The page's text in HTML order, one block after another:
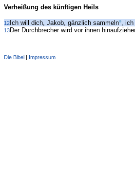
Verheißung des künftigen Heils
12 Ich will dich, Jakob, gänzlich sammeln , ich
13Der Durchbrecher wird vor ihnen
Die Bibel
Impressum